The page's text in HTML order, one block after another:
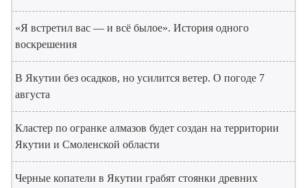
«Я встретил вас — и всё былое». История одного
воскрешения
В Якутии без осадков, но усилится ветер. О погоде 7
августа
Кластер по огранке алмазов будет создан на территории
Якутии и Смоленской области
Черные копатели в Якутии грабят стоянки древних